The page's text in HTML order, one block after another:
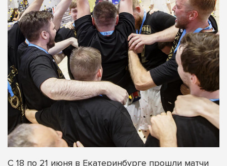
С 18 по 21 июня в Екатеринбурге прошли матчи